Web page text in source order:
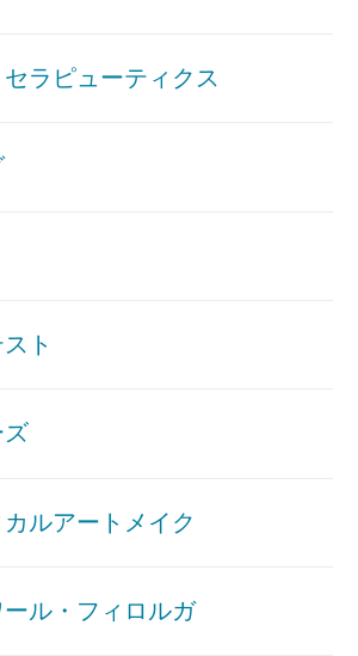
ラピューティクス
ト
ズ
ルアートメイク
ル・フィロルガ